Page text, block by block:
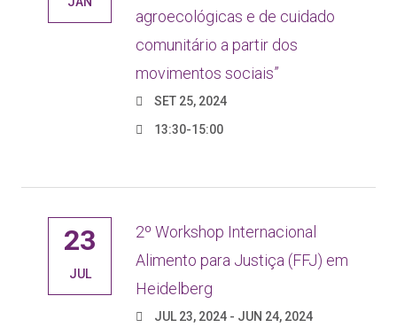
agroecológicas e de cuidado
comunitário a partir dos
movimentos sociais”
SET 25, 2024
13:30-15:00
23
JUL
2º Workshop Internacional
Alimento para Justiça (FFJ) em
Heidelberg
JUL 23, 2024 - JUN 24, 2024